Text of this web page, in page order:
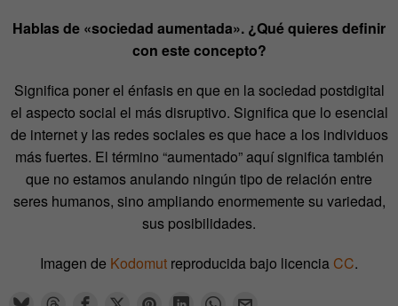
Hablas de «sociedad aumentada». ¿Qué quieres definir
con este concepto?
Significa poner el énfasis en que en la sociedad postdigital
el aspecto social el más disruptivo. Significa que lo esencial
de internet y las redes sociales es que hace a los individuos
más fuertes. El término “aumentado” aquí significa también
que no estamos anulando ningún tipo de relación entre
seres humanos, sino ampliando enormemente su variedad,
sus posibilidades.
Imagen de Kodomut reproducida bajo licencia CC.